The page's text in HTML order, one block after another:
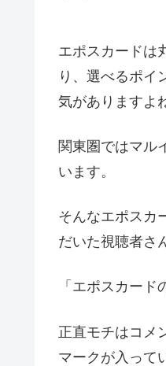
エポスカードは
り、選べるポイ
気がありますよ
関東圏ではマル
います。
そんなエポスカ
だいた視聴者さ
「エポスカー
正直モチはコメ
マークが入って